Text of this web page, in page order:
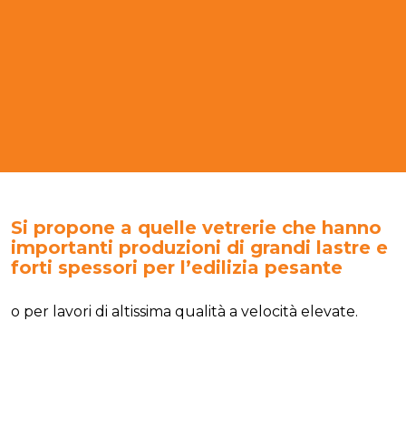
Si propone a quelle vetrerie che hanno
importanti produzioni di grandi lastre e
forti spessori per l’edilizia pesante
o per lavori di altissima qualità a velocità elevate.